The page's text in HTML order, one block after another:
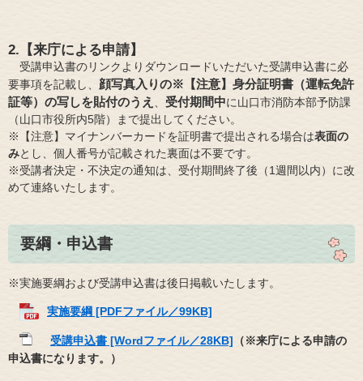
2.【来庁による申請】
受講申込書のリンクよりダウンロードいただいた受講申込書に必
要事項を記載し、 顔写真入りの※【注意】身分証明書（運転免許
証等）の写しを貼付のうえ
受付期間中に山口市消防本部予防課
（山口市役所内5階）まで提出してください。
※【注意】マイナンバーカードを証明書で提出される場合は表面の
みとし、個人番号が記載された裏面は不要です。
※受講者決定・不決定の通知は、受付期間終了後（1週間以内）に改
めて連絡いたします。
要綱・申込書
※実施要綱および受講申込書は後日掲載いたします。
実施要綱 [PDFファイル／99KB]
受講申込書 [Wordファイル／28KB] （※来庁による申請の
申込書になります。）